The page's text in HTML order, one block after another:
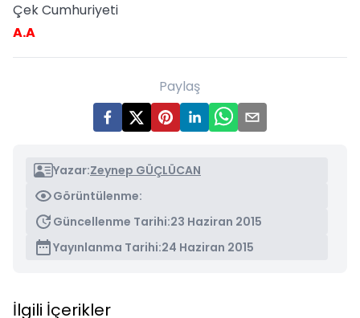
Çek Cumhuriyeti
A.A
Paylaş
Yazar:Zeynep GÜÇLÜCAN
Görüntülenme:
Güncellenme Tarihi:23 Haziran 2015
Yayınlanma Tarihi:24 Haziran 2015
İlgili İçerikler